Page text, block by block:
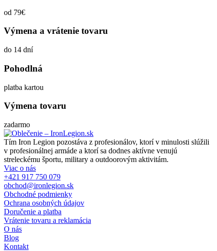
od 79€
Výmena a vrátenie tovaru
do 14 dní
Pohodlná
platba kartou
Výmena tovaru
zadarmo
Tím Iron Legion pozostáva z profesionálov, ktorí v minulosti slúžili
v profesionálnej armáde a ktorí sa dodnes aktívne venujú
streleckému športu, military a outdoorovým aktivitám.
Viac o nás
+421 917 750 079
obchod@ironlegion.sk
Obchodné podmienky
Ochrana osobných údajov
Doručenie a platba
Vrátenie tovaru a reklamácia
O nás
Blog
Kontakt